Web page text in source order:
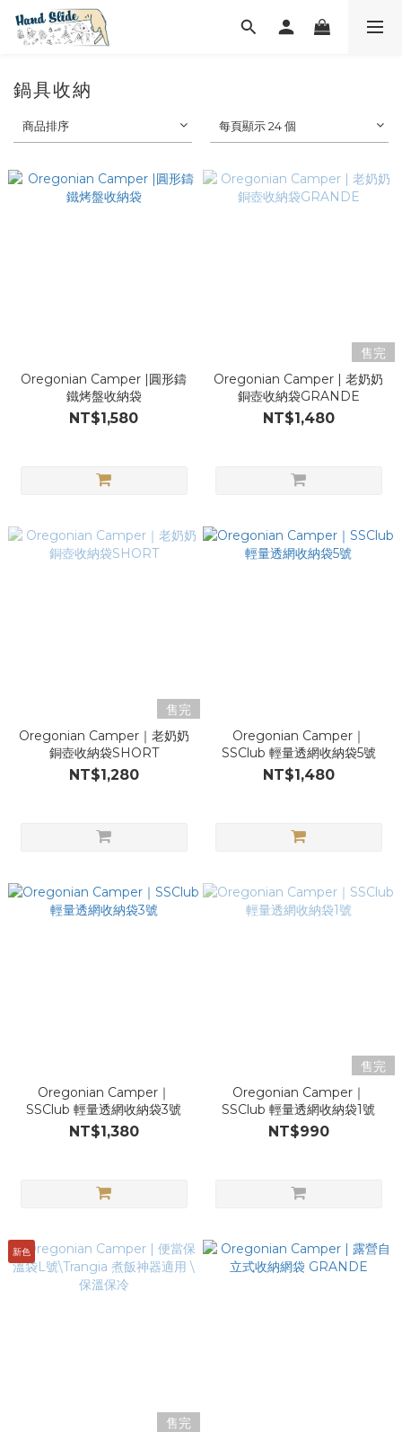
鍋具收納
商品排序 每頁顯示 24 個
Oregonian Camper |圓形鑄
鐵烤盤收納袋
NT$1,580
售完
Oregonian Camper | 老奶奶
銅壺收納袋GRANDE
NT$1,480
售完
Oregonian Camper｜老奶奶
銅壺收納袋SHORT
NT$1,280
Oregonian Camper｜
SSClub 輕量透網收納袋5號
NT$1,480
Oregonian Camper｜
SSClub 輕量透網收納袋3號
NT$1,380
售完
Oregonian Camper｜
SSClub 輕量透網收納袋1號
NT$990
新色
售完